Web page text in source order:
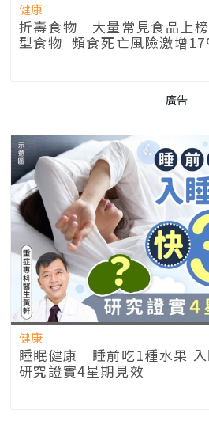
健康
折壽食物｜大量常見食品上
型食物 頻食死亡風險激增
廣告
健康
睡眠健康｜睡前吃1種水果
研究證實4星期見效